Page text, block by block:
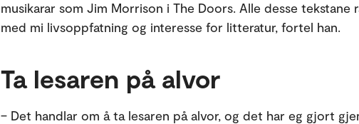
musikarar som Jim Morrison i The Doors. Alle desse tekstane
med mi livsoppfatning og interesse for litteratur, fortel han.
Ta lesaren på alvor
– Det handlar om å ta lesaren på alvor, og det har eg gjort